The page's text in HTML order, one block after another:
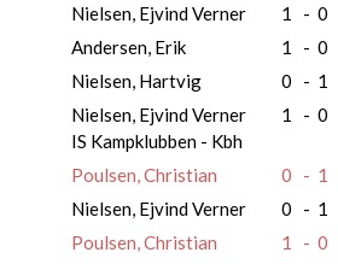
Nielsen, Ejvind Verner
1 - 0
Andersen, Erik
1 - 0
Nielsen, Hartvig
0 - 1
Nielsen, Ejvind Verner
IS Kampklubben - Kbh
1 - 0
Poulsen, Christian 0 - 1
Nielsen, Ejvind Verner
0 - 1
Poulsen, Christian
1 - 0